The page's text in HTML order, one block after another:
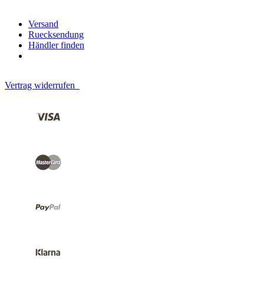
Versand
Ruecksendung
Händler finden
Vertrag widerrufen